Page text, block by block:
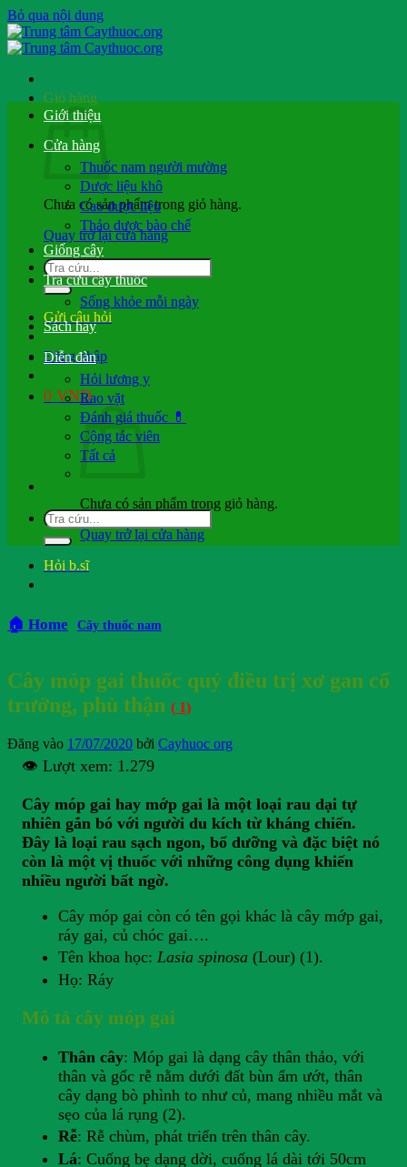
Bỏ qua nội dung
Giỏ hàng
Chưa có sản phẩm trong giỏ hàng.
Quay trở lại cửa hàng
Gửi câu hỏi
Đăng nhập
0 VND
Chưa có sản phẩm trong giỏ hàng.
Quay trở lại cửa hàng
Hỏi b.sĩ
Giới thiệu
Cửa hàng
Thuốc nam người mường
Dược liệu khô
Cao dược liệu
Thảo dược bào chế
Giống cây
Tra cứu cây thuốc
Sống khỏe mỗi ngày
Sách hay
Diễn đàn
Hỏi lương y
Rao vặt
Đánh giá thuốc 💊
Cộng tác viên
Tất cả
🏠 Home Cây thuốc nam
Cây móp gai thuốc quý điều trị xơ gan cổ
trướng, phù thận ( 1)
Đăng vào 17/07/2020 bởi Cayhuoc org
👁️ Lượt xem: 1.279
Cây móp gai hay mớp gai là một loại rau dại tự
nhiên gắn bó với người du kích từ kháng chiến.
Đây là loại rau sạch ngon, bổ dưỡng và đặc biệt nó
còn là một vị thuốc với những công dụng khiến
nhiều người bất ngờ.
Cây móp gai còn có tên gọi khác là cây mớp gai,
ráy gai, củ chóc gai….
Tên khoa học: Lasia spinosa(Lour) (1).
Họ: Ráy
Mô tả cây móp gai
Thân cây: Móp gai là dạng cây thân thảo, với
thân và gốc rễ nằm dưới đất bùn ẩm ướt, thân
cây dạng bò phình to như củ, mang nhiều mắt và
sẹo của lá rụng (2).
Rễ: Rễ chùm, phát triển trên thân cây.
Lá: Cuống bẹ dạng dời, cuống lá dài tới 50cm